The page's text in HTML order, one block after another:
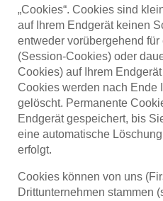
„Cookies“. Cookies sind
auf Ihrem Endgerät keinen
entweder vorübergehend
(Session-Cookies) oder
Cookies) auf Ihrem
Cookies werden nach Ende
gelöscht. Permanente
Endgerät gespeichert, bis
eine automatische
erfolgt.
Cookies können von uns
Drittunternehmen stammen